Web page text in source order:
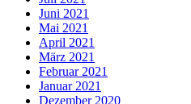
Juni 2021
Mai 2021
April 2021
März 2021
Februar 2021
Januar 2021
Dezember 2020